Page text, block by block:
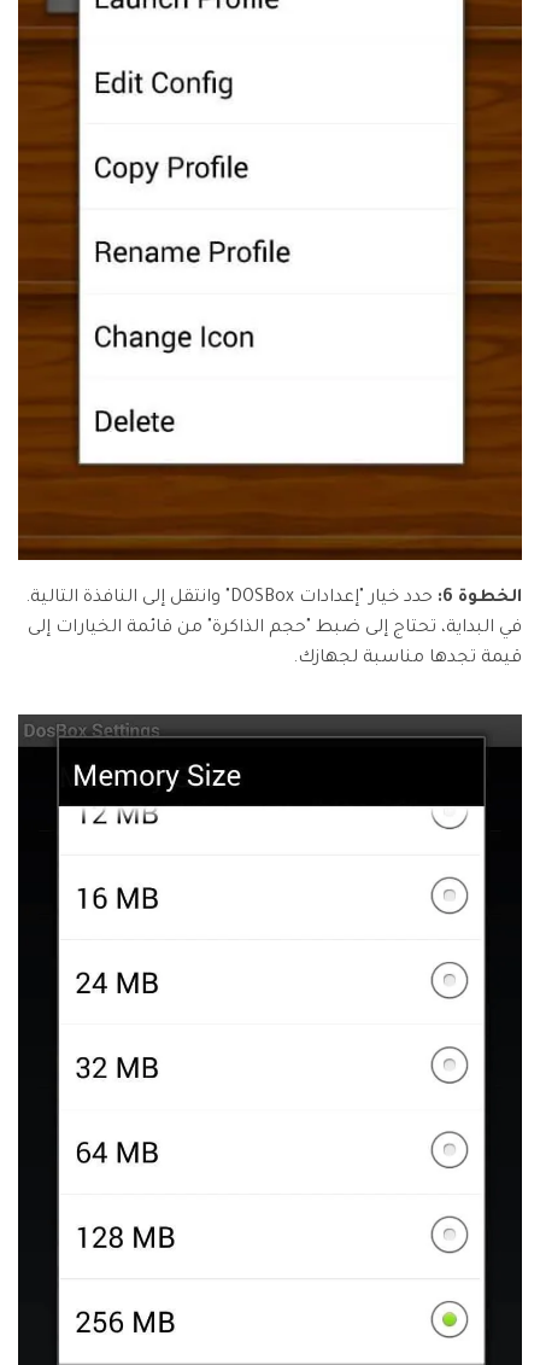
الخطوة 6:
حدد خيار "إعدادات DOSBox" وانتقل إلى النافذة التالية.
في البداية، تحتاج إلى ضبط "حجم الذاكرة" من قائمة الخيارات إلى
قيمة تجدها مناسبة لجهازك.